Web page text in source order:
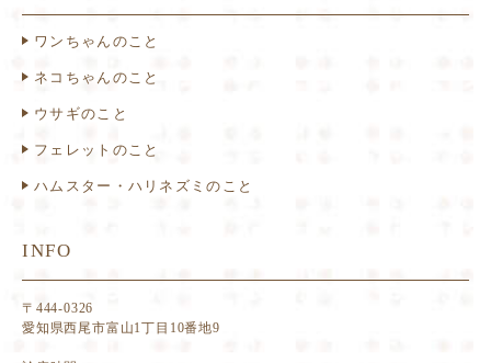
ワンちゃんのこと
ネコちゃんのこと
ウサギのこと
フェレットのこと
ハムスター・ハリネズミのこと
INFO
〒444-0326
愛知県西尾市富山1丁目10番地9